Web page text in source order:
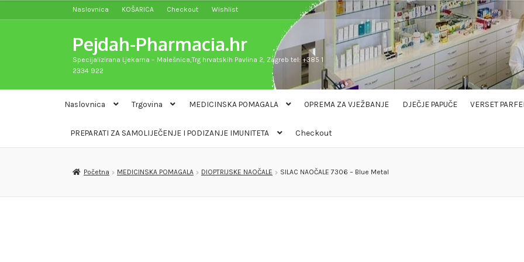
Preskoči
navigaciju
Skoči
sadržaja
Naslovnica KOŠARICA Checkout Wishlist
Pejdah-Pharmacia.hr
Specijalizirana Ljekarna – Malešnica,Trg hrvatskih Pavlina 2, Zagreb tel: +385 1
2334 922
Naslovnica Trgovina MEDICINSKA POMAGALA OPREMA ZA VJEŽBANJE DJEČJE PAPUČE VERSET
PREPARATI ZA SAMOLIJEČENJE I PODIZANJE IMUNITETA Checkout
Početna MEDICINSKA POMAGALA DIOPTRIJSKE NAOČALE SILAC NAOČALE 7306 – Blue Metal